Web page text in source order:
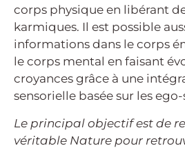
corps physique en libérant
karmiques. Il est possible
informations dans le corps
le corps mental en faisant
croyances grâce à une
sensorielle basée sur les
Le principal objectif est de
véritable Nature pour